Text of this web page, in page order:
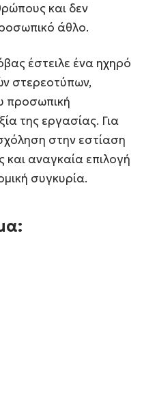
και δεν
άθλο.
έστειλε ένα ηχηρό
στερεοτύπων,
προσωπική
της εργασίας. Για
στην εστίαση
αναγκαία επιλογή
συγκυρία.